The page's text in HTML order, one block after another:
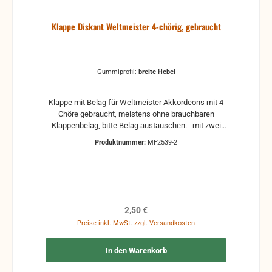
Klappe Diskant Weltmeister 4-chörig, gebraucht
Gummiprofil: breite Hebel
Klappe mit Belag für Weltmeister Akkordeons mit 4
Chöre gebraucht, meistens ohne brauchbaren
Klappenbelag, bitte Belag austauschen. mit zwei
verschiedene Gummiprofile für Clavishebel
Produktnummer: MF2539-2
Regulärer Preis:
2,50 €
Preise inkl. MwSt. zzgl. Versandkosten
In den Warenkorb